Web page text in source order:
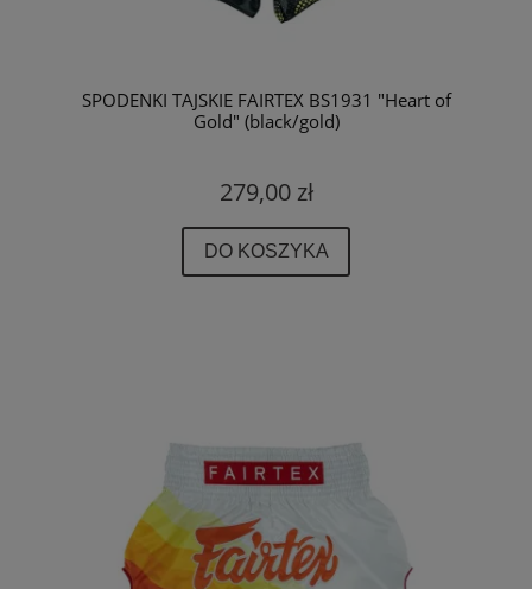
SPODENKI TAJSKIE FAIRTEX BS1931 "Heart of
Gold" (black/gold)
279,00 zł
DO KOSZYKA